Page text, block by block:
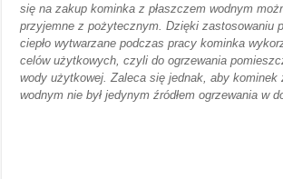
się na zakup kominka z płaszczem wodnym
przyjemne z pożytecznym. Dzięki zastosowaniu
ciepło wytwarzane podczas pracy kominka
celów użytkowych, czyli do ogrzewania
wody użytkowej. Zaleca się jednak, aby kominek
wodnym nie był jedynym źródłem ogrzewania w